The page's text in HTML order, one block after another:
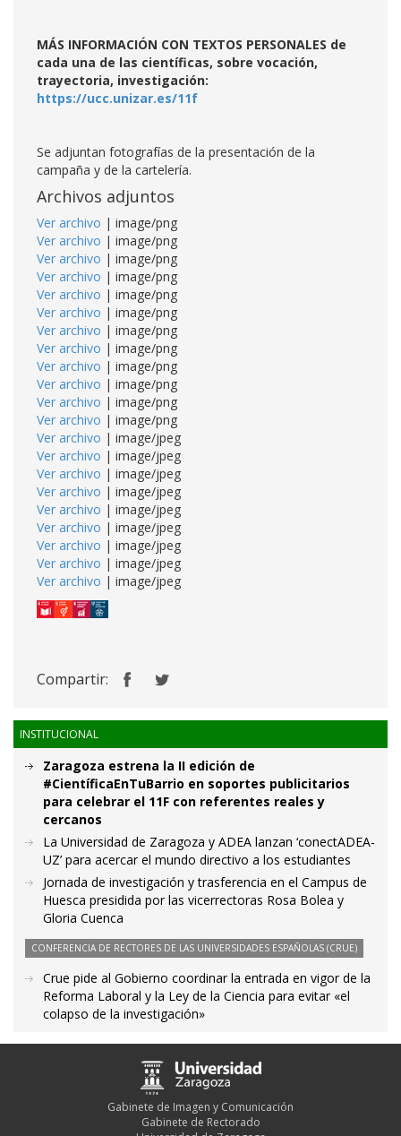
MÁS INFORMACIÓN CON TEXTOS PERSONALES de
cada una de las científicas, sobre vocación,
trayectoria, investigación:
https://ucc.unizar.es/11f
Se adjuntan fotografías de la presentación de la
campaña y de la cartelería.
Archivos adjuntos
Ver archivo | image/png
Ver archivo | image/png
Ver archivo | image/png
Ver archivo | image/png
Ver archivo | image/png
Ver archivo | image/png
Ver archivo | image/png
Ver archivo | image/png
Ver archivo | image/png
Ver archivo | image/png
Ver archivo | image/png
Ver archivo | image/png
Ver archivo | image/jpeg
Ver archivo | image/jpeg
Ver archivo | image/jpeg
Ver archivo | image/jpeg
Ver archivo | image/jpeg
Ver archivo | image/jpeg
Ver archivo | image/jpeg
Ver archivo | image/jpeg
Ver archivo | image/jpeg
Compartir:
INSTITUCIONAL
Zaragoza estrena la II edición de
#CientíficaEnTuBarrio en soportes publicitarios
para celebrar el 11F con referentes reales y
cercanos
La Universidad de Zaragoza y ADEA lanzan ‘conectADEA-
UZ’ para acercar el mundo directivo a los estudiantes
Jornada de investigación y trasferencia en el Campus de
Huesca presidida por las vicerrectoras Rosa Bolea y
Gloria Cuenca
CONFERENCIA DE RECTORES DE LAS UNIVERSIDADES ESPAÑOLAS (CRUE)
Crue pide al Gobierno coordinar la entrada en vigor de la
Reforma Laboral y la Ley de la Ciencia para evitar «el
colapso de la investigación»
Gabinete de Imagen y Comunicación
Gabinete de Rectorado